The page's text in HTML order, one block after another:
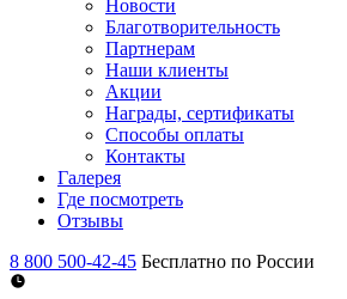
Новости
Благотворительность
Партнерам
Наши клиенты
Акции
Награды, сертификаты
Способы оплаты
Контакты
Галерея
Где посмотреть
Отзывы
8 800 500-42-45 Бесплатно по России